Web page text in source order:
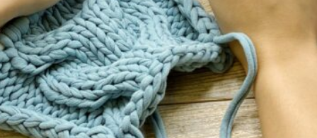
dekoracje wnętrz.
Cechy produktu:
Naturalny skład– wykonany w 100% z bawełny,
Wytrzymałość– pleciona struktura zapewnia
odporność na rozciąganie i ścieranie,
Miękkość i elastyczność – przyjemny w dotyku,